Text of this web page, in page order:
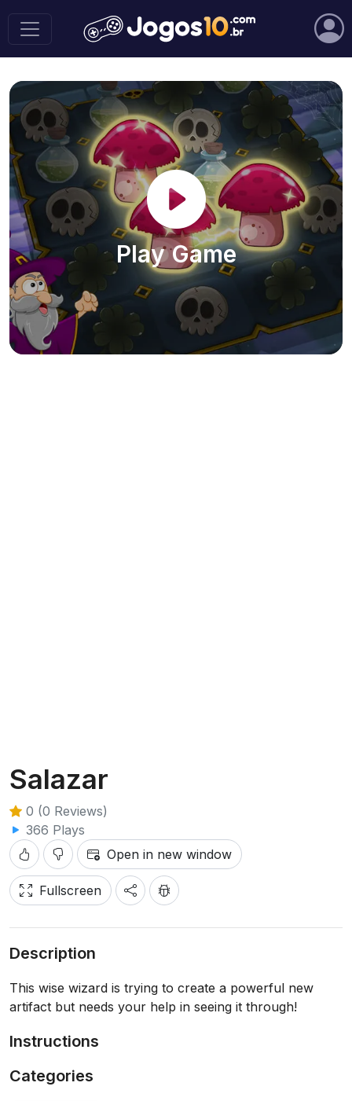
Play Game
Salazar
0 (0 Reviews)
366 Plays
Open in new window
Fullscreen
Description
This wise wizard is trying to create a powerful new
artifact but needs your help in seeing it through!
Instructions
Categories